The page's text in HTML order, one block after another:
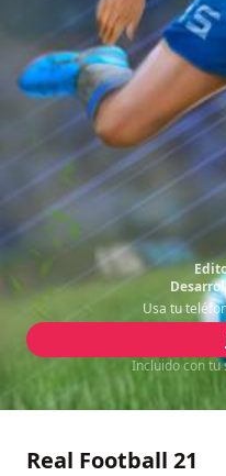
Usa tu
Incluido con tu
Real Football 21